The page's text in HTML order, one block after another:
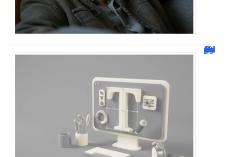
Dafont Police : guide complet pour télécharger !